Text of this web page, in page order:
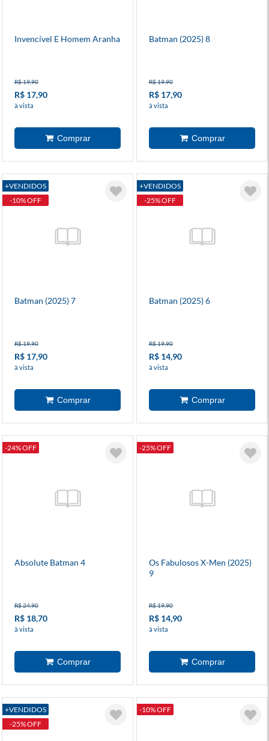
Invencível E Homem Aranha
R$ 19,90
R$ 17,90
à vista
Batman (2025) 8
R$ 19,90
R$ 17,90
à vista
+VENDIDOS
-10% OFF
Batman (2025) 7
R$ 19,90
R$ 17,90
à vista
+VENDIDOS
-25% OFF
Batman (2025) 6
R$ 19,90
R$ 14,90
à vista
-24% OFF
Absolute Batman 4
R$ 24,90
R$ 18,70
à vista
-25% OFF
Os Fabulosos X-Men (2025)
9
R$ 19,90
R$ 14,90
à vista
+VENDIDOS
-25% OFF
-10% OFF